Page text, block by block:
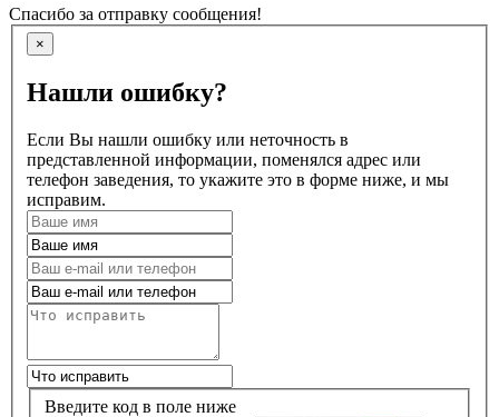
Спасибо за отправку сообщения!
×
Нашли ошибку?
Если Вы нашли ошибку или неточность в
представленной информации, поменялся адрес или
телефон заведения, то укажите это в форме ниже, и мы
исправим.
Введите код в поле ниже